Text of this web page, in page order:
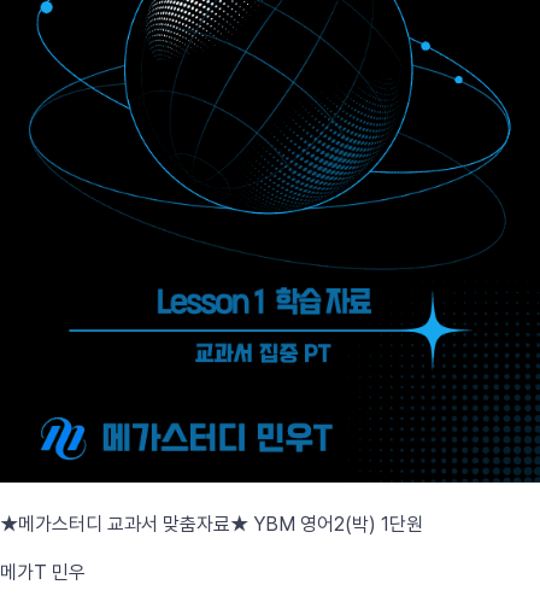
★메가스터디 교과서 맞춤자료★ YBM 영어2(박) 1단원
메가T 민우